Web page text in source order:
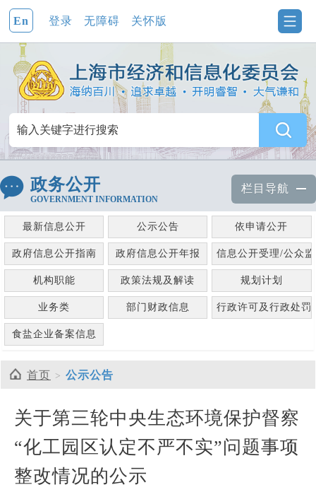
En 登录 无障碍 关怀版
政务公开
GOVERNMENT INFORMATION
栏目导航
最新信息公开 公示公告 依申请公开
政府信息公开指南 政府信息公开年报 信息公开受理/公众
机构职能 政策法规及解读 规划计划
业务类 部门财政信息 行政许可及行政处罚
食盐企业备案信息
首页 公示公告
关于第三轮中央生态环境保护督察
“化工园区认定不严不实”问题事项
整改情况的公示